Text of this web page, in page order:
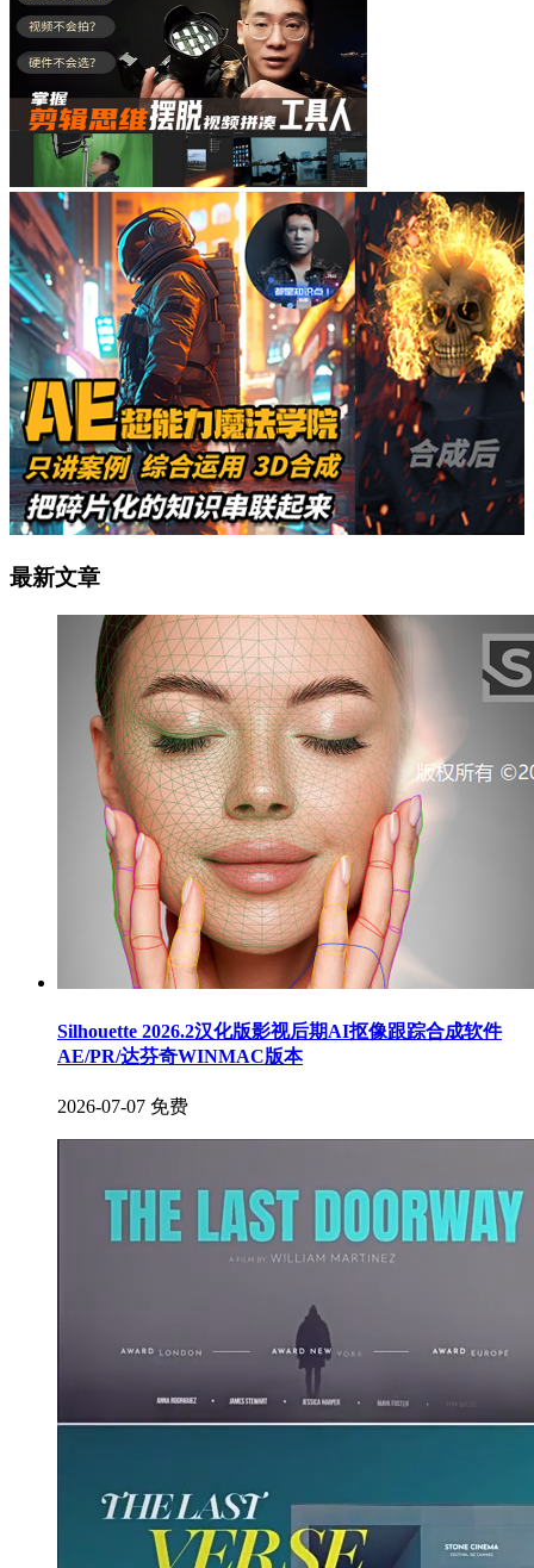
最新文章
Silhouette 2026.2汉化版影视后期AI抠像跟踪合成软件
AE/PR/达芬奇WINMAC版本
2026-07-07 免费